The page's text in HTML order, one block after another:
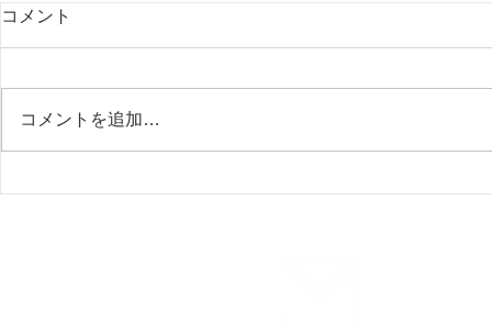
News Letter ６月号
コメント
コメントを追加…